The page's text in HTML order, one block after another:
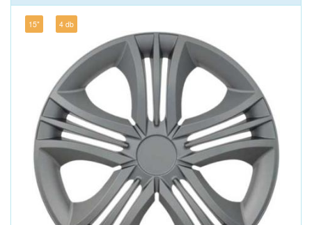
15" 4 db